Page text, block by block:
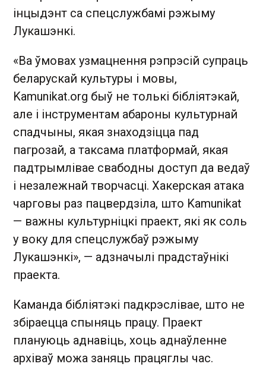
інцыдэнт са спецслужбамі рэжыму
Лукашэнкі.
«Ва ўмовах узмацнення рэпрэсій супраць
беларускай культуры і мовы,
Kamunikat.org быў не толькі бібліятэкай,
але і інструментам абароны культурнай
спадчыны, якая знаходзіцца пад
пагрозай, а таксама платформай, якая
падтрымлівае свабодны доступ да ведаў
і незалежнай творчасці. Хакерская атака
чарговы раз пацвердзіла, што Kamunikat
— важны культурніцкі праект, які як соль
у воку для спецслужбаў рэжыму
Лукашэнкі», — адзначылі прадстаўнікі
праекта.
Каманда бібліятэкі падкрэслівае, што не
збіраецца спыняць працу. Праект
плануюць аднавіць, хоць аднаўленне
архіваў можа заняць працяглы час.